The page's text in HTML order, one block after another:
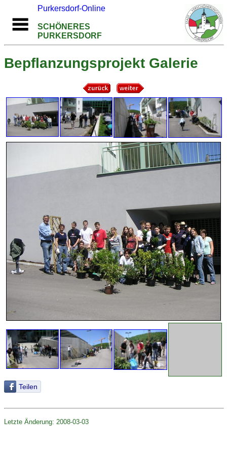
Purkersdorf-Online
SCHÖNERES
PURKERSDORF
Bepflanzungsprojekt Galerie
Teilen
Letzte Änderung: 2008-03-03